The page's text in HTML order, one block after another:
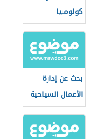
كولومبيا
بحث عن إدارة
الأعمال السياحية